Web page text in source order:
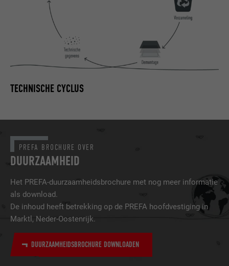
TECHNISCHE CYCLUS
DUURZAAMHEID
PREFA BROCHURE OVER
Het PREFA-duurzaamheidsbrochure met nog meer informatie
als download.
De inhoud heeft betrekking op de PREFA hoofdvestiging in
Marktl, Neder-Oostenrijk.
DUURZAAMHEIDSBROCHURE DOWNLOADEN